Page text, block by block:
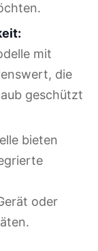
mit
die
geschützt
bieten
oder